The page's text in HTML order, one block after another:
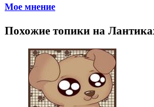
Мое мнение
Похожие топики на